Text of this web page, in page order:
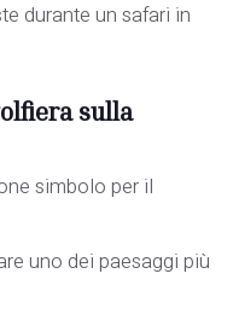
durante un safari in
sulla
simbolo per il
uno dei paesaggi più